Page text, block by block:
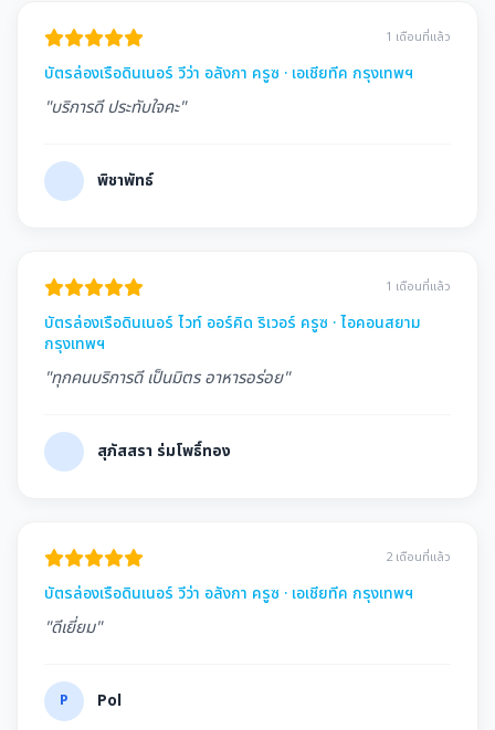
1 เดือนที่แล้ว
บัตรล่องเรือดินเนอร์ วีว่า อลังกา ครูซ · เอเชียทีค กรุงเทพฯ
"บริการดี ประทับใจคะ"
พิชาพัทธ์
1 เดือนที่แล้ว
บัตรล่องเรือดินเนอร์ ไวท์ ออร์คิด ริเวอร์ ครูซ · ไอคอนสยาม
กรุงเทพฯ
"ทุกคนบริการดี เป็นมิตร อาหารอร่อย"
สุภัสสรา ร่มโพธิ์ทอง
2 เดือนที่แล้ว
บัตรล่องเรือดินเนอร์ วีว่า อลังกา ครูซ · เอเชียทีค กรุงเทพฯ
"ดีเยี่ยม"
P Pol